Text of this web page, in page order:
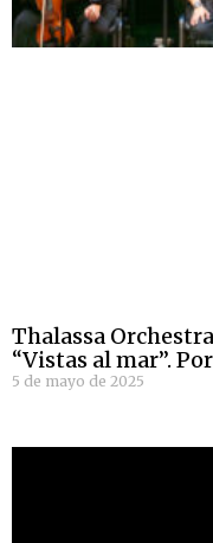
Thalassa
“Vistas al mar”.
5 de mayo de 2025